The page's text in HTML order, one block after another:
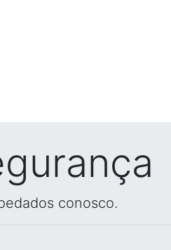
conosco.